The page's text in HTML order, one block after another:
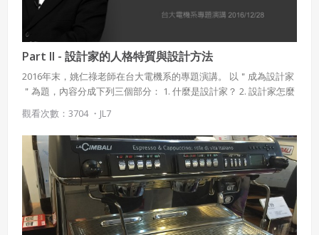
材等，以切、割、削、鑿等方式，將不要的部分去除所完成的作
品，又稱為「減法雕塑」；「塑」是將可捏塑的材料， 例如：黏
土、水泥等，做漸次添加而成的作品，又稱為「加法雕塑」。彰化
縣鹿港鎮龍山寺戲亭藻井的漸層美。 如果語言是人類相互溝通的工
念的語言。學會如何看懂藝術的語言，更能幫助我們欣賞藝術品，
現在就讓我們一起來認識視覺藝術的語言吧！柱子的造形反覆之
美。梯田的曲線韻律之美。翠玉白菜／臺北市國立故宮博物院藏阿
外乎是點、線、面的組合。＊點的大小、疏密、輕重等差異，可以
產生許多不同的形 狀。 ＊線條是點移動的軌跡，是視覺藝術最基本
的語言，分直 線與曲線。 藝術家透過粗細、長短及不同種類的線
條，表現輪廓與形狀、製造紋理與明暗、暗示方向及動作。形體康
丁斯基〈構成第八號〉，以直線、曲線、直角、銳角、鈍角等元素
構成，畫面中色彩與幾何形狀的組合，充滿律動感。康丁斯基／構
成第八號／美國紐約古根漢美術館藏點的形態。圓形點有飽滿、充
Part II - 設計家的人格特質與設計方法
2016年末，姚仁祿老師在台大電機系的專題演講。 以＂成為設計家
＂為題，內容分成下列三個部分： 1. 什麼是設計家？ 2. 設計家 怎麼
做設計？ 3. 為什麼 現代世界 需要設計家？
觀看次數：3704 ・ JL7